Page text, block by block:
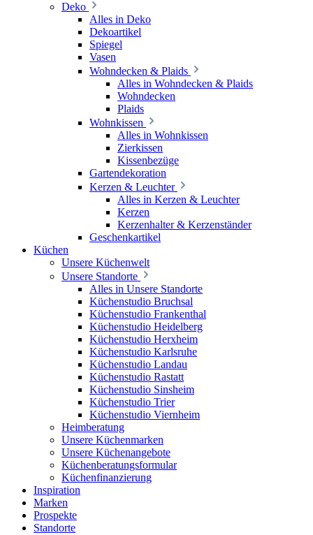
Deko
Alles in Deko
Dekoartikel
Spiegel
Vasen
Wohndecken & Plaids
Alles in Wohndecken & Plaids
Wohndecken
Plaids
Wohnkissen
Alles in Wohnkissen
Zierkissen
Kissenbezüge
Gartendekoration
Kerzen & Leuchter
Alles in Kerzen & Leuchter
Kerzen
Kerzenhalter & Kerzenständer
Geschenkartikel
Küchen
Unsere Küchenwelt
Unsere Standorte
Alles in Unsere Standorte
Küchenstudio Bruchsal
Küchenstudio Frankenthal
Küchenstudio Heidelberg
Küchenstudio Herxheim
Küchenstudio Karlsruhe
Küchenstudio Landau
Küchenstudio Rastatt
Küchenstudio Sinsheim
Küchenstudio Trier
Küchenstudio Viernheim
Heimberatung
Unsere Küchenmarken
Unsere Küchenangebote
Küchenberatungsformular
Küchenfinanzierung
Inspiration
Marken
Prospekte
Standorte